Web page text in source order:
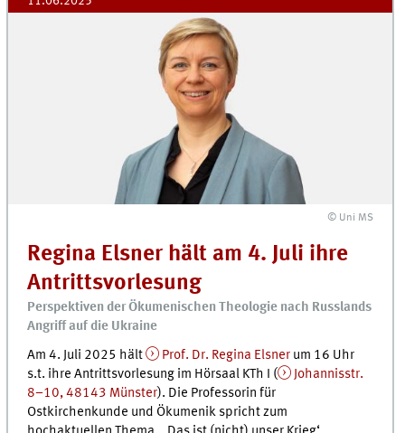
© Uni MS
Regina Elsner hält am 4. Juli ihre
Antrittsvorlesung
Perspektiven der Ökumenischen Theologie nach Russlands
Angriff auf die Ukraine
Am 4. Juli 2025 hält
Prof. Dr. Regina Elsner um 16 Uhr
s.t. ihre Antrittsvorlesung im Hörsaal KTh I (
Johannisstr.
8–10, 48143 Münster). Die Professorin für
Ostkirchenkunde und Ökumenik spricht zum